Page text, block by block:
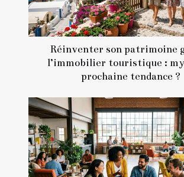
Réinventer son patrimoine
l’immobilier touristique :
prochaine tendance ?